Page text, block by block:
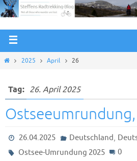
2025 April 26
Tag: 26. April 2025
26.04.2025 Deutschland,
Ostsee-Umrundung 2025
0